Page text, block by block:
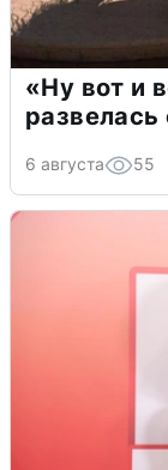
«Ну вот и
6 августа 55